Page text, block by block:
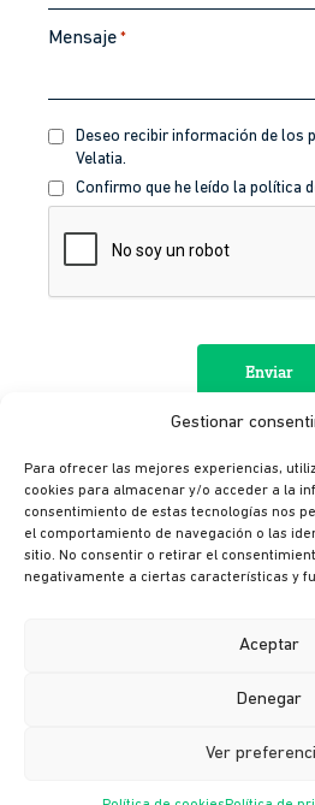
Gestionar
Para ofrecer las mejores experiencias,
cookies para almacenar y/o acceder a la
consentimiento de estas tecnologías nos
el comportamiento de navegación o las
sitio. No consentir o retirar el
negativamente a ciertas características y
Aceptar
Denegar
Ver
Mensaje *
Recibir
información
Deseo recibir información de los
Velatia.
Política
de
privacidad
Confirmo que he leído la política
© Ikusi 2026
Aviso legal
Política de